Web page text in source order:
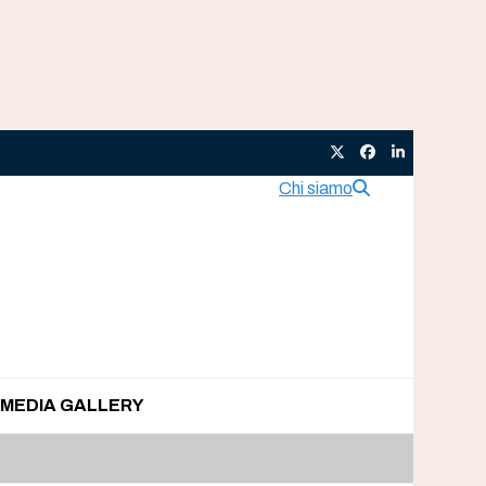
TwitterFacebook
LinkedIn
Chi siamo
MEDIA GALLERY